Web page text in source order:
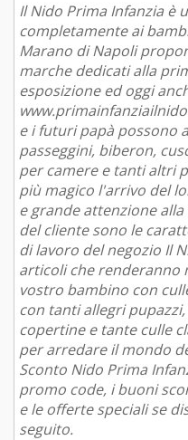
Il Nido Prima Infanzia è
completamente ai
Marano di Napoli
marche dedicati alla
esposizione ed oggi
e i futuri papà possono
passeggini, biberon,
per camere e tanti altri
più magico l'arrivo del
e grande attenzione
del cliente sono le
di lavoro del negozio Il
articoli che renderanno
vostro bambino con
con tanti allegri
copertine e tante culle
per arredare il mondo
Sconto Nido Prima
promo code, i buoni
e le offerte speciali se
seguito.